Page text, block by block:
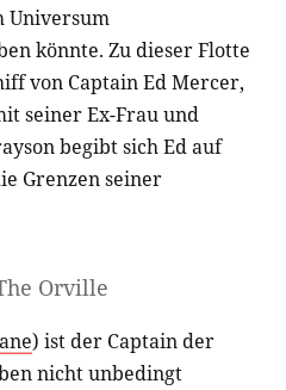
Universum
könnte. Zu dieser Flotte
von Captain Ed Mercer,
seiner Ex-Frau und
begibt sich Ed auf
Grenzen seiner
Orville
) ist der Captain der
nicht unbedingt